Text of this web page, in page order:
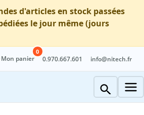
d'articles en stock passées
le jour même (jours
Mon panier
0
0.970.667.601 info@nitech.fr